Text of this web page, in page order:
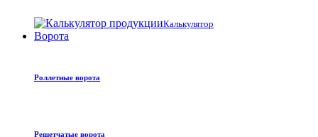
Калькулятор
Ворота
Роллетные ворота
Решетчатые ворота